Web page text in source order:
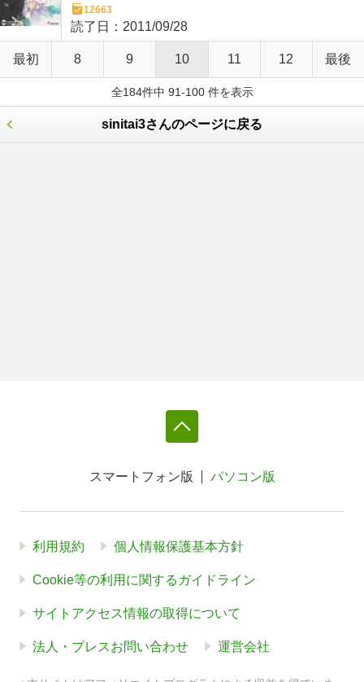
12663
読了日： 2011/09/28
最初 8 9 10 11 12 最後
全184件中 91-100 件を表示
sinitai3さんのページに戻る
スマートフォン版 パソコン版
利用規約 個人情報保護基本方針
Cookie等の利用に関するガイドライン
サイトアクセス情報の取得について
法人・プレスお問い合わせ 運営会社